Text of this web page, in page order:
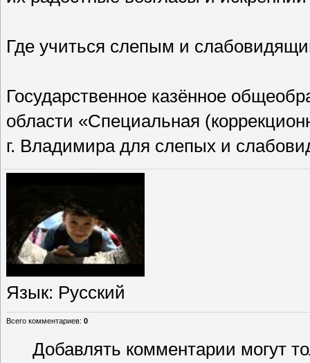
Где учиться слепым и
Государственное казённое
области «Специальная
г. Владимира для слепых и
Язык: Русский
Всего комментариев: 0
Добавлять комментарии могут